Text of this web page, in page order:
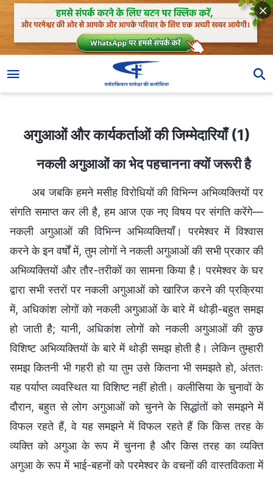
अगुआओं और कार्यकर्ताओं की जिम्मेदारियाँ (1)
अगुआओं और कार्यकर्ताओं की जिम्मेदारियाँ (1)
नकली अगुआओं का भेद पहचानना क्यों जरूरी है
अब जबकि हमने मसीह विरोधियों की विभिन्न अभिव्यक्तियों पर
संगति समाप्त कर ली है, हम आज एक नए विषय पर संगति करेंगे—
नकली अगुआओं की विभिन्न अभिव्यक्तियाँ। परमेश्वर में विश्वास
करने के इन वर्षों में, तुम लोगों ने नकली अगुआओं की सभी प्रकार की
अभिव्यक्तियों और तौर-तरीकों का सामना किया है। परमेश्वर के घर
द्वारा सभी स्तरों पर नकली अगुआओं को खारिज करने की प्रक्रिया
में, अधिकांश लोगों को नकली अगुआओं के बारे में थोड़ी-बहुत समझ
हो जाती है; यानी, अधिकांश लोगों को नकली अगुआओं की कुछ
विशिष्ट अभिव्यक्तियों के बारे में थोड़ी समझ होती है। लेकिन तुम्हारी
समझ कितनी भी गहरी हो या तुम उसे कितना भी समझते हो, अंततः
यह पर्याप्त व्यवस्थित या विशिष्ट नहीं होती। कलीसिया के चुनावों के
दौरान, बहुत से लोग अगुआओं को चुनने के सिद्धांतों को समझने में
विफल रहते हैं, वे यह समझने में विफल रहते हैं कि किस तरह के
व्यक्ति को अगुआ के रूप में चुनना है और किस तरह का व्यक्ति
अगुआ के रूप में भाई-बहनों को परमेश्वर के वचनों की वास्तविकता में